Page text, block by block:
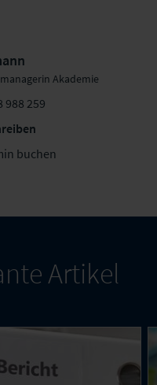
Akademie
988 259
buchen
Artikel